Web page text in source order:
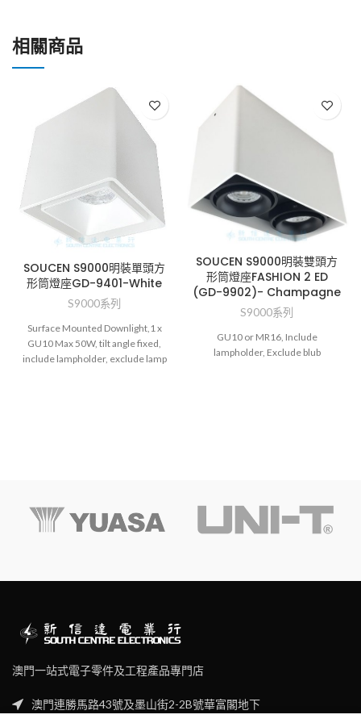
相關商品
SOUCEN S9000明裝單頭方
形筒燈座GD-9401-White
S9000系列
Surface Mounted Downlight,1 x
GU10 Max 50W, tilt angle fixed,
include lampholder, exclude lamp
SOUCEN S9000明裝雙頭方
形筒燈座FASHION 2 ED
(GD-9902)- Champagne
S9000系列
GU10 or MR16, Include
lampholder, Exclude blub
澳門一站式電子零件及工程產品專門店
澳門連勝馬路43號及墨山街2-2B號華富閣地下